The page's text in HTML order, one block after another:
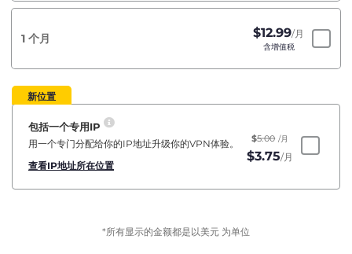
1 个月 $12.99/月
含增值税
新位置
包括一个专用IP
用一个专门分配给你的IP地址升级你的VPN体验。
查看IP地址所在位置
$5.00 /月
$3.75/月
*所有显示的金额都是以美元 为单位